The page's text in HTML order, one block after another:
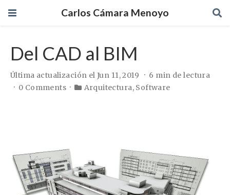
Carlos Cámara Menoyo
Del CAD al BIM
Última actualización el Jun 11, 2019
6 min de lectura
0 Comments
Arquitectura, Software